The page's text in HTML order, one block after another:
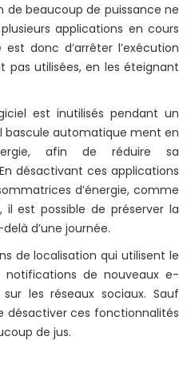
de beaucoup de puissance ne
applications en cours
donc d’arrêter l’exécution
pas utilisées, en les éteignant
est inutilisés pendant un
bascule automatique ment en
afin de réduire sa
désactivant ces applications
d’énergie, comme
il est possible de préserver la
d’une journée.
de localisation qui utilisent le
de nouveaux e-
les réseaux sociaux. Sauf
désactiver ces fonctionnalités
de jus.